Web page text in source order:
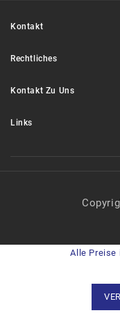
Kontakt
Rechtliches
Kontakt Zu Uns
Links
Alle Preise